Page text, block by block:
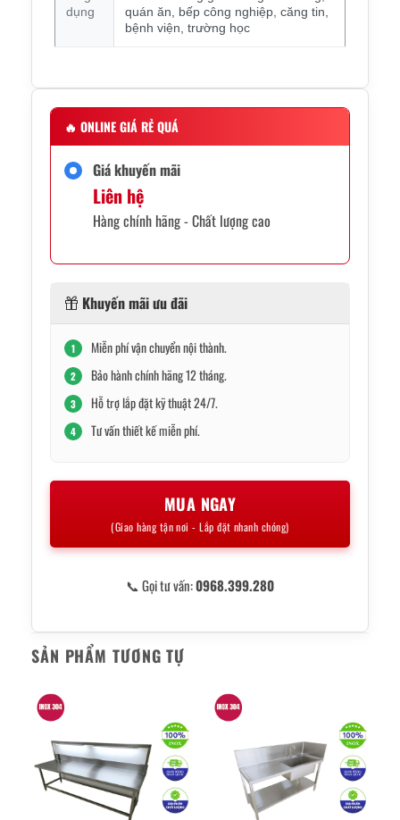
dụng
quán ăn, bếp công nghiệp, căng tin,
bệnh viện, trường học
🔥 ONLINE GIÁ RẺ QUÁ
Giá khuyến mãi
Liên hệ
Hàng chính hãng - Chất lượng cao
Khuyến mãi ưu đãi
1 Miễn phí vận chuyển nội thành.
2 Bảo hành chính hãng 12 tháng.
3 Hỗ trợ lắp đặt kỹ thuật 24/7.
4 Tư vấn thiết kế miễn phí.
MUA NGAY
(Giao hàng tận nơi - Lắp đặt nhanh chóng)
📞 Gọi tư vấn:0968.399.280
SẢN PHẨM TƯƠNG TỰ